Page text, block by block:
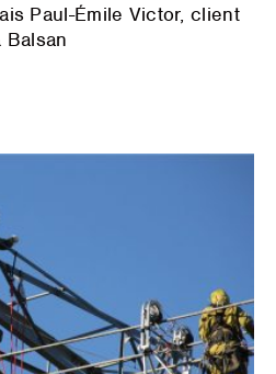
Paul-Émile Victor, client